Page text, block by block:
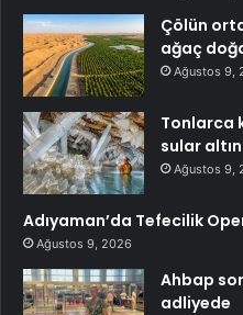
Çölün
ağaç
Ağustos 9,
Tonlarca
sular
Ağustos 9,
Adıyaman’da Tefecilik
Ağustos 9, 2026
Ahbap
adliyede